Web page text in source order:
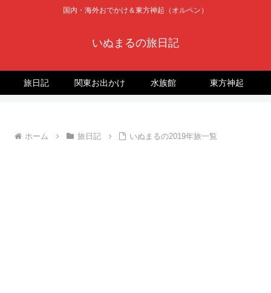
国内・海外おでかけ＆東方神起（オルペン）
いぬまるの旅日記
旅日記 関東お出かけ 水族館 東方神起
ホーム 旅日記 いぬまるの2019年旅一覧